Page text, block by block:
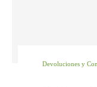
Devoluciones y